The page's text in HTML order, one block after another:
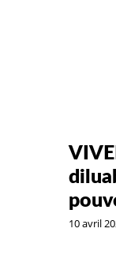
10 avril